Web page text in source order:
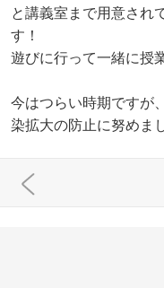
と講義室まで用意され
す！
遊びに行って一緒に授
今はつらい時期ですが
染拡大の防止に努めま